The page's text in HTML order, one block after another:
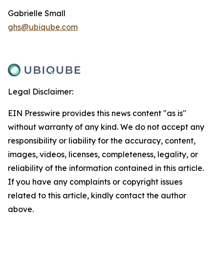
Gabrielle Small
ghs@ubiqube.com
Legal Disclaimer:
EIN Presswire provides this news content "as is"
without warranty of any kind. We do not accept any
responsibility or liability for the accuracy, content,
images, videos, licenses, completeness, legality, or
reliability of the information contained in this article.
If you have any complaints or copyright issues
related to this article, kindly contact the author
above.